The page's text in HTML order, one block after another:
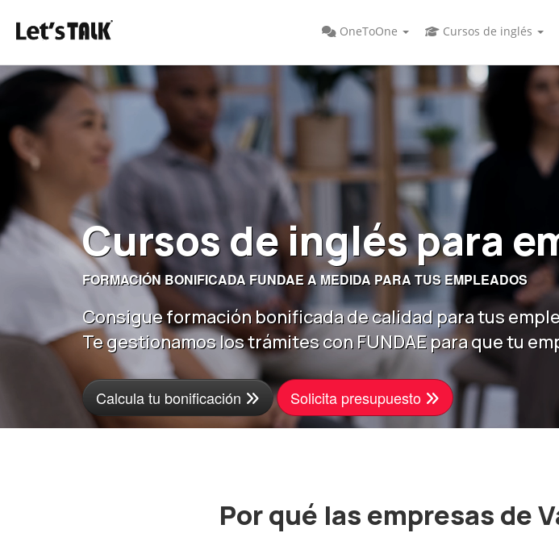
OneToOne Cursos de inglés
Cursos de inglés para
FORMACIÓN BONIFICADA FUNDAE A MEDIDA PARA TUS EMPLEADOS
Consigue formación bonificada de calidad para tus
Te gestionamos los trámites con FUNDAE para que tu
Calcula tu bonificación Solicita presupuesto
Por qué las empresas de